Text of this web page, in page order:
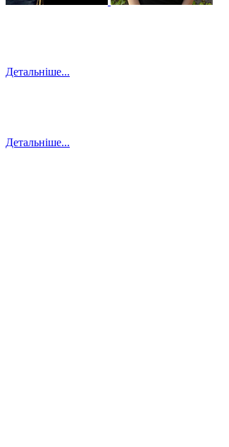
Детальніше...
Детальніше...